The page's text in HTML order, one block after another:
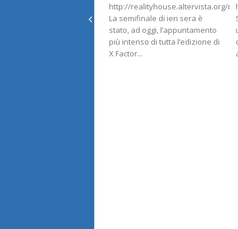
http://realityhouse.altervista.org/
La semifinale di ieri sera è
stato, ad oggi, l’appuntamento
più intenso di tutta l’edizione di
X Factor...